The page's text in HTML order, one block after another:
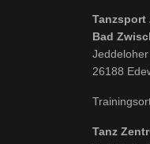
Tanzsport
Bad
26188
Tanz